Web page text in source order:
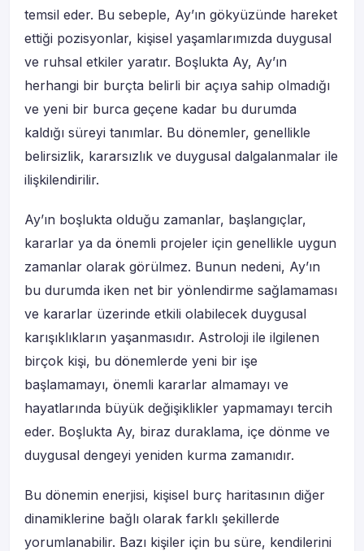
temsil eder. Bu sebeple, Ay’ın gökyüzünde hareket
ettiği pozisyonlar, kişisel yaşamlarımızda duygusal
ve ruhsal etkiler yaratır. Boşlukta Ay, Ay’ın
herhangi bir burçta belirli bir açıya sahip olmadığı
ve yeni bir burca geçene kadar bu durumda
kaldığı süreyi tanımlar. Bu dönemler, genellikle
belirsizlik, kararsızlık ve duygusal dalgalanmalar ile
ilişkilendirilir.
Ay’ın boşlukta olduğu zamanlar, başlangıçlar,
kararlar ya da önemli projeler için genellikle uygun
zamanlar olarak görülmez. Bunun nedeni, Ay’ın
bu durumda iken net bir yönlendirme sağlamaması
ve kararlar üzerinde etkili olabilecek duygusal
karışıklıkların yaşanmasıdır. Astroloji ile ilgilenen
birçok kişi, bu dönemlerde yeni bir işe
başlamamayı, önemli kararlar almamayı ve
hayatlarında büyük değişiklikler yapmamayı tercih
eder. Boşlukta Ay, biraz duraklama, içe dönme ve
duygusal dengeyi yeniden kurma zamanıdır.
Bu dönemin enerjisi, kişisel burç haritasının diğer
dinamiklerine bağlı olarak farklı şekillerde
yorumlanabilir. Bazı kişiler için bu süre, kendilerini